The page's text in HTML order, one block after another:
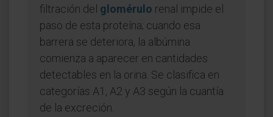
filtración del glomérulo renal impide el
paso de esta proteína; cuando esa
barrera se deteriora, la albúmina
comienza a aparecer en cantidades
detectables en la orina. Se clasifica en
categorías A1, A2 y A3 según la cuantía
de la excreción.